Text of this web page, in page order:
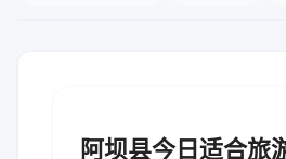
阿坝县今日适合旅